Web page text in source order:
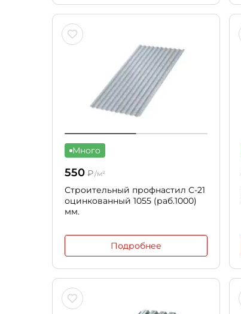
Много
550 ₽/м²
Строительный профнастил С-21
оцинкованный 1055 (раб.1000)
мм.
Подробнее